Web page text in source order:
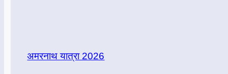
अमरनाथ यात्रा 2026